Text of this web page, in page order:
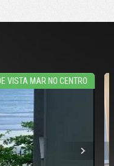
VISTA MAR NO CENTRO